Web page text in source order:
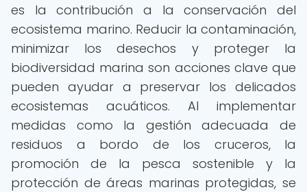
es la contribución a la conservación del
ecosistema marino. Reducir la contaminación,
minimizar los desechos y proteger la
biodiversidad marina son acciones clave que
pueden ayudar a preservar los delicados
ecosistemas acuáticos. Al implementar
medidas como la gestión adecuada de
residuos a bordo de los cruceros, la
promoción de la pesca sostenible y la
protección de áreas marinas protegidas, se